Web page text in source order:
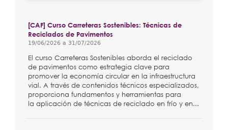
[CAF] Curso Carreteras Sostenibles: Técnicas de
Reciclados de Pavimentos
19/06/2026 a 31/07/2026
El curso Carreteras Sostenibles aborda el reciclado
de pavimentos como estrategia clave para
promover la economía circular en la infraestructura
vial. A través de contenidos técnicos especializados,
proporciona fundamentos y herramientas para
la aplicación de técnicas de reciclado en frío y en...